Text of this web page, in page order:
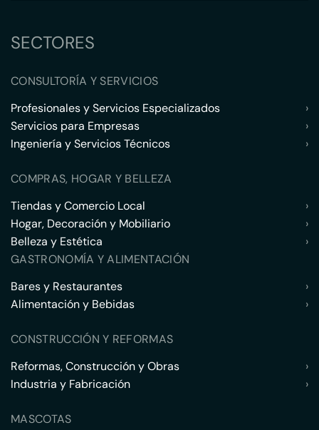
SECTORES
CONSULTORÍA Y SERVICIOS
Profesionales y Servicios Especializados
›
Servicios para Empresas
›
Ingeniería y Servicios Técnicos
›
COMPRAS, HOGAR Y BELLEZA
Tiendas y Comercio Local
›
Hogar, Decoración y Mobiliario
›
Belleza y Estética
›
GASTRONOMÍA Y ALIMENTACIÓN
Bares y Restaurantes
›
Alimentación y Bebidas
›
CONSTRUCCIÓN Y REFORMAS
Reformas, Construcción y Obras
›
Industria y Fabricación
›
MASCOTAS